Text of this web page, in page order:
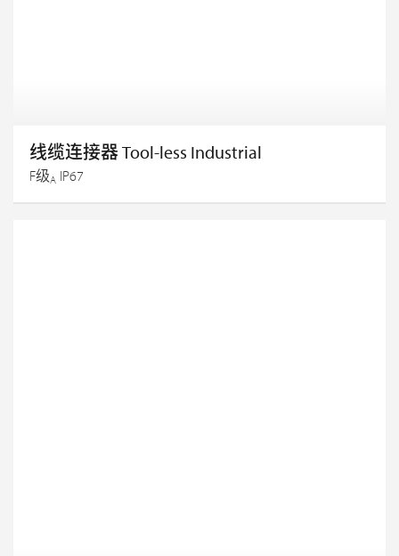
线缆连接器 Tool-less Industrial
F级A IP67